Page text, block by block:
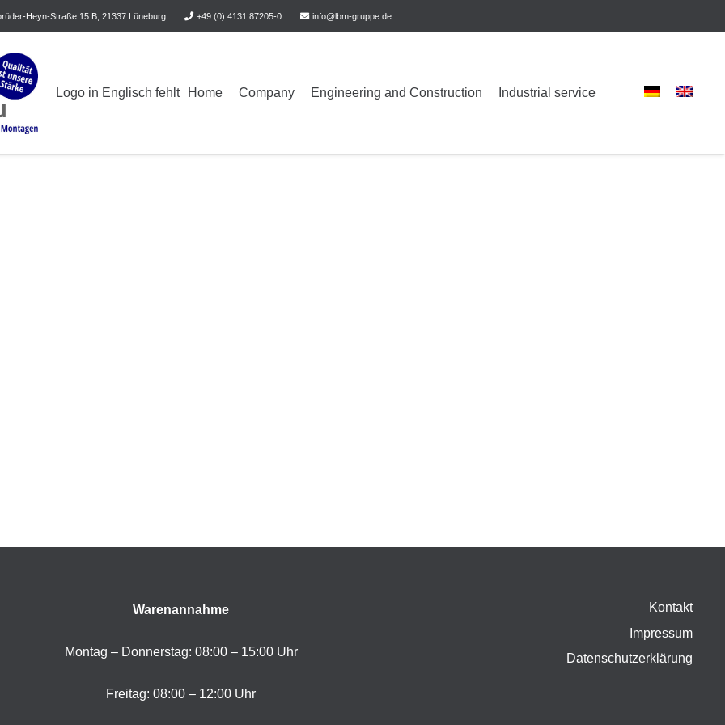
Heyn-Straße 15 B, 21337 Lüneburg +49 (0) 4131 87205-0 info@lbm-gruppe.de
Logo in Englisch fehlt Home Company Engineering and Construction Industrial service
Warenannahme
Montag – Donnerstag: 08:00 – 15:00 Uhr
Freitag: 08:00 – 12:00 Uhr
Kontakt
Impressum
Datenschutzerklärung